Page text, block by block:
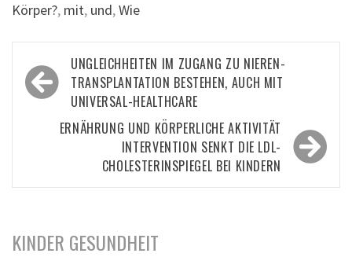
Körper?, mit, und,Wie
Beitragsnavigation
UNGLEICHHEITEN IM ZUGANG ZU NIEREN-
TRANSPLANTATION BESTEHEN, AUCH MIT
UNIVERSAL-HEALTHCARE
ERNÄHRUNG UND KÖRPERLICHE AKTIVITÄT
INTERVENTION SENKT DIE LDL-
CHOLESTERINSPIEGEL BEI KINDERN
KINDER GESUNDHEIT